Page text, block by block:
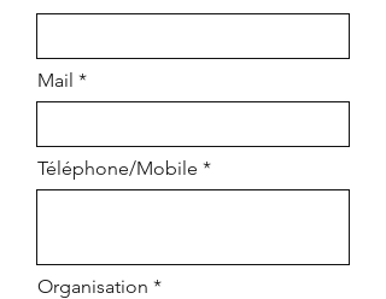
Mail
Téléphone/Mobile
Organisation